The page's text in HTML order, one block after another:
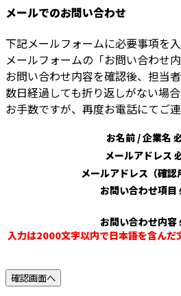
メールでのお問い合わせ
下記メールフォームに必要事項を
メールフォームの「お問い合わせ
お問い合わせ内容を確認後、担当
数日経過しても折り返しがない場
お手数ですが、再度お電話にてご
お名前 / 企業名
メールアドレス
メールアドレス（確認
お問い合わせ項目
お問い合わせ内容
入力は2000文字以内で日本語を含んだ